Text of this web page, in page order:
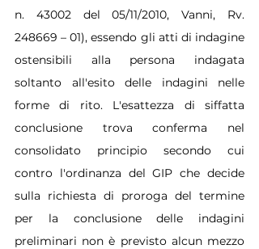
n. 43002 del 05/11/2010, Vanni, Rv.
248669 – 01), essendo gli atti di indagine
ostensibili alla persona indagata
soltanto all'esito delle indagini nelle
forme di rito. L'esattezza di siffatta
conclusione trova conferma nel
consolidato principio secondo cui
contro l'ordinanza del GIP che decide
sulla richiesta di proroga del termine
per la conclusione delle indagini
preliminari non è previsto alcun mezzo